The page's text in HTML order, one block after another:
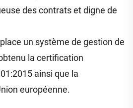
des contrats et digne de
un système de gestion de
la certification
ainsi que la
européenne.